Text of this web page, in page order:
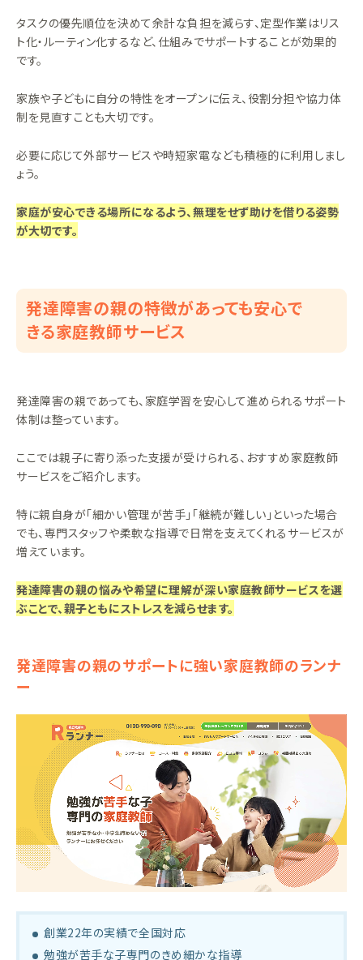
タスクの優先順位を決めて余計な負担を減らす、定型作業はリス
ト化・ルーティン化するなど、仕組みでサポートすることが効果的
です。
家族や子どもに自分の特性をオープンに伝え、役割分担や協力体
制を見直すことも大切です。
必要に応じて外部サービスや時短家電なども積極的に利用しまし
ょう。
家庭が安心できる場所になるよう、無理をせず助けを借りる姿勢
が大切です。
発達障害の親の特徴があっても安心で
きる家庭教師サービス
発達障害の親であっても、家庭学習を安心して進められるサポート
体制は整っています。
ここでは親子に寄り添った支援が受けられる、おすすめ家庭教師
サービスをご紹介します。
特に親自身が「細かい管理が苦手」「継続が難しい」といった場合
でも、専門スタッフや柔軟な指導で日常を支えてくれるサービスが
増えています。
発達障害の親の悩みや希望に理解が深い家庭教師サービスを選
ぶことで、親子ともにストレスを減らせます。
発達障害の親のサポートに強い家庭教師のランナ
ー
創業22年の実績で全国対応
勉強が苦手な子専門のきめ細かな指導